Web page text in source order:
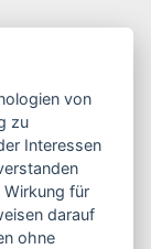
einkaufen":
von
zu
Interessen
Wirkung für
darauf
ohne